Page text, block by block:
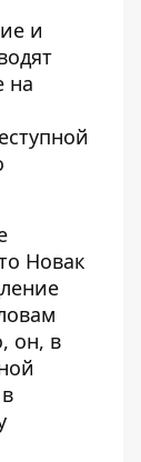
и
на
Новак
он, в